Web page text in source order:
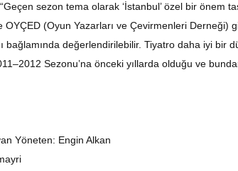
sezon tema olarak ‘İstanbul’ özel bir önem
OYÇED (Oyun Yazarları ve Çevirmenleri Derneği)
bağlamında değerlendirilebilir. Tiyatro daha iyi bir
Sezonu’na önceki yıllarda olduğu ve
Yöneten: Engin Alkan